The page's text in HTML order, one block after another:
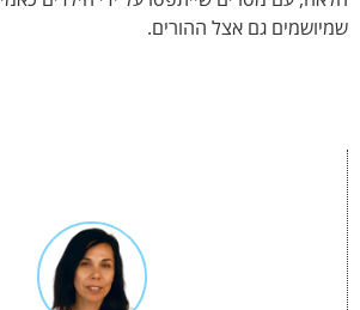
שמיושמים גם אצל ההורים.